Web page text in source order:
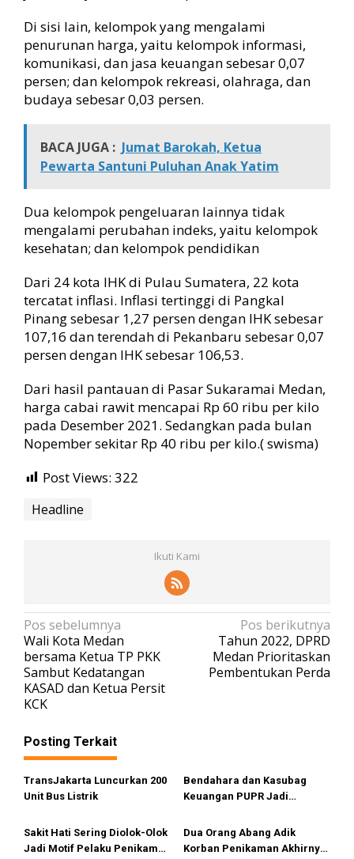
Di sisi lain, kelompok yang mengalami
penurunan harga, yaitu kelompok informasi,
komunikasi, dan jasa keuangan sebesar 0,07
persen; dan kelompok rekreasi, olahraga, dan
budaya sebesar 0,03 persen.
BACA JUGA : Jumat Barokah, Ketua
Pewarta Santuni Puluhan Anak Yatim
Dua kelompok pengeluaran lainnya tidak
mengalami perubahan indeks, yaitu kelompok
kesehatan; dan kelompok pendidikan
Dari 24 kota IHK di Pulau Sumatera, 22 kota
tercatat inflasi. Inflasi tertinggi di Pangkal
Pinang sebesar 1,27 persen dengan IHK sebesar
107,16 dan terendah di Pekanbaru sebesar 0,07
persen dengan IHK sebesar 106,53.
Dari hasil pantauan di Pasar Sukaramai Medan,
harga cabai rawit mencapai Rp 60 ribu per kilo
pada Desember 2021. Sedangkan pada bulan
Nopember sekitar Rp 40 ribu per kilo.( swisma)
Post Views: 322
Headline
Ikuti Kami
N
a
v
i
g
a
s
i
p
o
s
Pos sebelumnya
Wali Kota Medan
bersama Ketua TP PKK
Sambut Kedatangan
KASAD dan Ketua Persit
KCK
Pos berikutnya
Tahun 2022, DPRD
Medan Prioritaskan
Pembentukan Perda
Posting Terkait
TransJakarta Luncurkan 200
Unit Bus Listrik
Bendahara dan Kasubag
Keuangan PUPR Jadi
Sakit Hati Sering Diolok-Olok
Jadi Motif Pelaku Penikaman
Dua Orang Abang Adik
Korban Penikaman Akhirnya